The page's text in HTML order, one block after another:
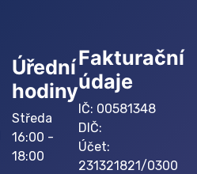
Úřední
hodiny
Středa
16:00 -
18:00
Fakturační
údaje
IČ: 00581348
DIČ:
Účet:
231321821/0300